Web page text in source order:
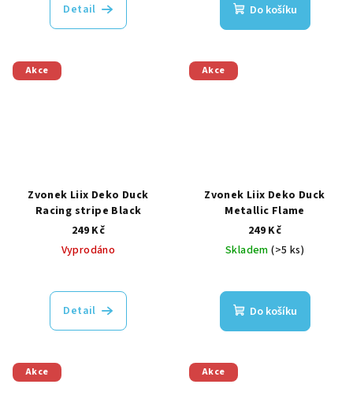
Detail Do košíku
Akce
Zvonek Liix Deko Duck
Racing stripe Black
249 Kč
Vyprodáno
Detail
Akce
Zvonek Liix Deko Duck
Metallic Flame
249 Kč
Skladem(>5 ks)
Do košíku
Akce Akce